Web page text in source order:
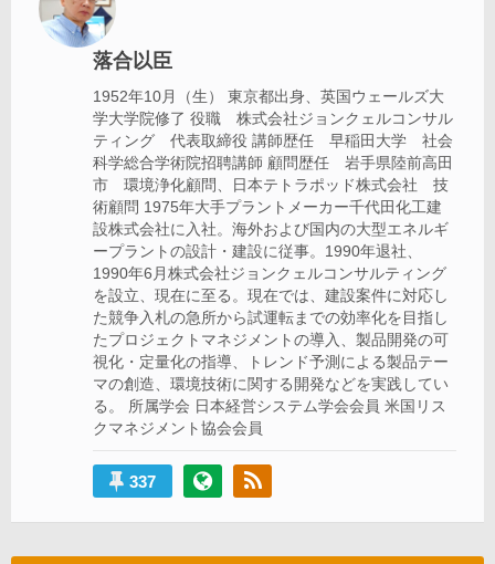
ン
落合以臣
1952年10月（生） 東京都出身、英国ウェールズ大
学大学院修了 役職 株式会社ジョンクェルコンサル
ティング 代表取締役 講師歴任 早稲田大学 社会
科学総合学術院招聘講師 顧問歴任 岩手県陸前高田
市 環境浄化顧問、日本テトラポッド株式会社 技
術顧問 1975年大手プラントメーカー千代田化工建
設株式会社に入社。海外および国内の大型エネルギ
ープラントの設計・建設に従事。1990年退社、
1990年6月株式会社ジョンクェルコンサルティング
を設立、現在に至る。現在では、建設案件に対応し
た競争入札の急所から試運転までの効率化を目指し
たプロジェクトマネジメントの導入、製品開発の可
視化・定量化の指導、トレンド予測による製品テー
マの創造、環境技術に関する開発などを実践してい
る。 所属学会 日本経営システム学会会員 米国リス
クマネジメント協会会員
337